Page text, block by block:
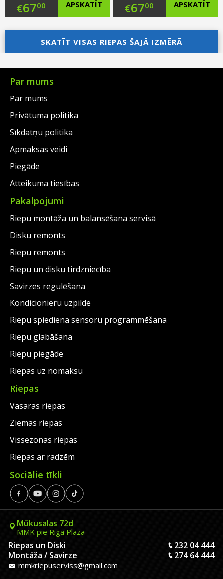
Original
price
was:
€95.00.
€6700
Current
price
is:
€67.00.
APSKATĪT
Original
price
was:
€89.00.
€6700
Current
price
is:
APSKATĪT
SKATĪT VISAS RIEPAS ŠAJĀ IZMĒRĀ
Par mums
Par mums
Privātuma politika
Sīkdatņu politika
Apmaksas veidi
Piegāde
Atteikuma tiesības
Pakalpojumi
Riepu montāža un balansēšana servisā
Disku remonts
Riepu remonts
Riepu un disku tirdzniecība
Savirzes regulēšana
Kondicionieru uzpilde
Riepu spiediena sensoru programmēšana
Riepu glabāšana
Riepu piegāde
Riepas uz nomaksu
Riepas
Vasaras riepas
Ziemas riepas
Vissezonas riepas
Riepas ar radzēm
Sociālie tīkli
Mūkusalas 72d
MMK pie Riga Plaza
Riepas un Diski
232 04 444
Montāža / Savirze
274 64 444
mmkriepuserviss@gmail.com